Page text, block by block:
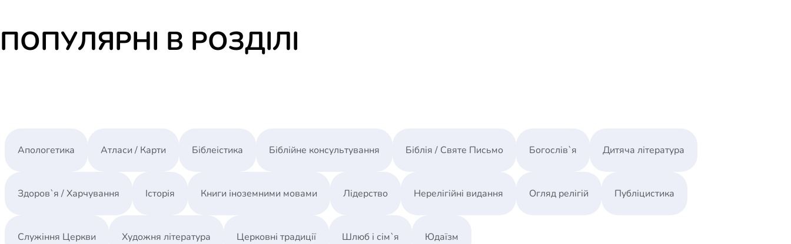
ПОПУЛЯРНІ В РОЗДІЛІ
Апологетика Атласи / Карти Біблеістика Біблійне консультування Біблія / Святе Письмо Богослів`я Дитяча література
Здоров`я / Харчування Історія Книги іноземними мовами Лідерство Нерелігійні видання Огляд релігій Публіцистика
Служіння Церкви Художня література Церковні традиції Шлюб і сім`я Юдаїзм